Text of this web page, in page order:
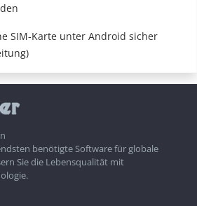
SIM-Karte unter Android sicher
benötigte Software für globale
Sie die Lebensqualität mit